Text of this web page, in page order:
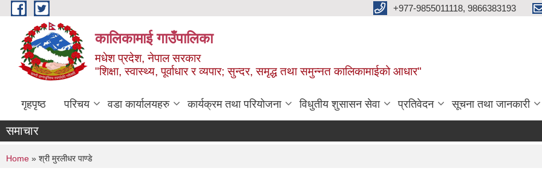
Skip to main content +977-9855011118, 9866383193
कालिकामाई गाउँपालिका
मधेश प्रदेश, नेपाल सरकार
"शिक्षा, स्वास्थ्य, पूर्वाधार र व्यपार; सुन्दर, समृद्ध तथा समुन्नत कालिकामाईको आधार"
गृहपृष्ठ परिचय वडा कार्यालयहरु कार्यक्रम तथा परियोजना विधुतीय शुसासन सेवा प्रतिवेदन सूचना तथा जानकारी
समाचार
You are here
Home » श्री मुरलीधर पाण्डे